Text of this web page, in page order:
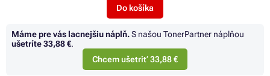
Do košíka
Máme pre vás lacnejšiu náplň.S našou TonerPartner náplňou
ušetríte33,88 €.
Chcem ušetriť 33,88 €